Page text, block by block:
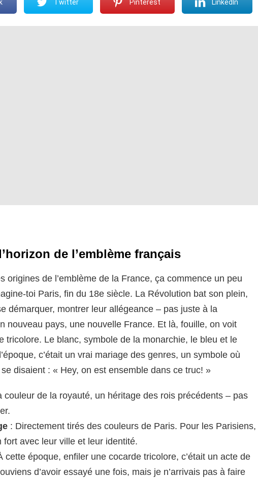
Twitter Pinterest LinkedIn
de l’emblème français
origines de l’emblème de la France, ça commence un peu
toi Paris, fin du 18e siècle. La Révolution bat son plein,
démarquer, montrer leur allégeance – pas juste à la
nouveau pays, une nouvelle France. Et là, fouille, on voit
tricolore. Le blanc, symbole de la monarchie, le bleu et le
c’était un vrai mariage des genres, un symbole où
disaient : « Hey, on est ensemble dans ce truc! »
couleur de la royauté, un héritage des rois précédents – pas
: Directement tirés des couleurs de Paris. Pour les Parisiens,
fort avec leur ville et leur identité.
cette époque, enfiler une cocarde tricolore, c’était un acte de
d’avoir essayé une fois, mais je n’arrivais pas à faire